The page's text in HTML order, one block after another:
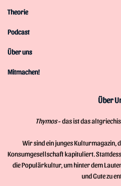
Theorie
Podcast
Über uns
Mitmachen!
Über
Thymos- das ist das
Wir sind ein junges Kulturmagazin,
Konsumgesellschaft kapituliert.
die Populärkultur, um hinter dem
und Gute zu